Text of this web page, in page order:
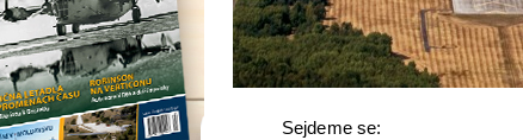
Sejdeme se: